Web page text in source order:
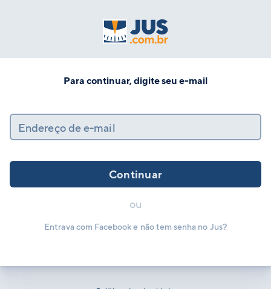
Para continuar, digite seu e-mail
Endereço de e-mail
Continuar
ou
Entrava com Facebook e não tem senha no Jus?